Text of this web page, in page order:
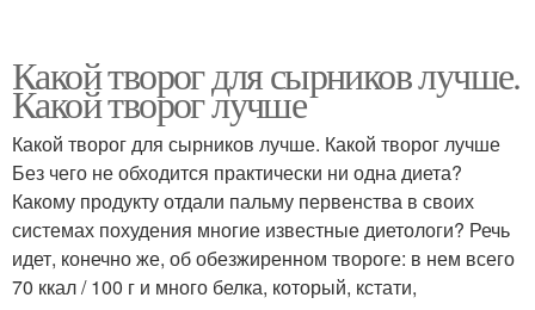
Какой творог для сырников лучше.
Какой творог лучше
Какой творог для сырников лучше. Какой творог лучше
Без чего не обходится практически ни одна диета?
Какому продукту отдали пальму первенства в своих
системах похудения многие известные диетологи? Речь
идет, конечно же, об обезжиренном твороге: в нем всего
70 ккал / 100 г и много белка, который, кстати,